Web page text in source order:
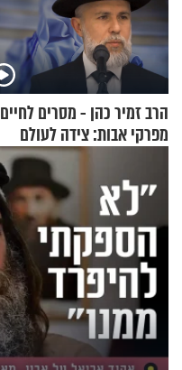
הרב זמיר כהן - מסרים לחיים
מפרקי אבות: צידה לעולם